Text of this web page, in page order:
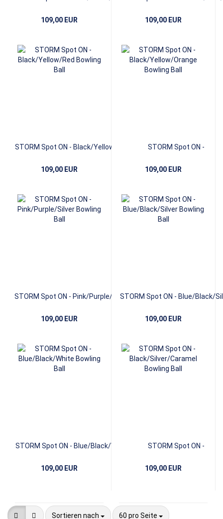
109,00 EUR 109,00 EUR
STORM Spot ON - Black/Yellow/Red
109,00 EUR
STORM Spot ON -
109,00 EUR
STORM Spot ON - Pink/Purple/Silver
109,00 EUR
STORM Spot ON - Blue/Black/
109,00 EUR
STORM Spot ON - Blue/Black/White
109,00 EUR
STORM Spot ON -
109,00 EUR
Sortieren nach
Sortieren nach 60 pro Seite
pro Seite